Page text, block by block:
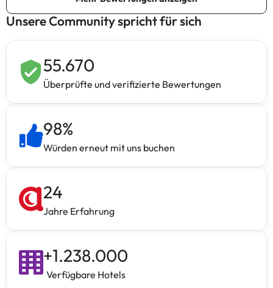
Unsere Community spricht für sich
55.670
Überprüfte und verifizierte Bewertungen
98%
Würden erneut mit uns buchen
24
Jahre Erfahrung
+1.238.000
Verfügbare Hotels